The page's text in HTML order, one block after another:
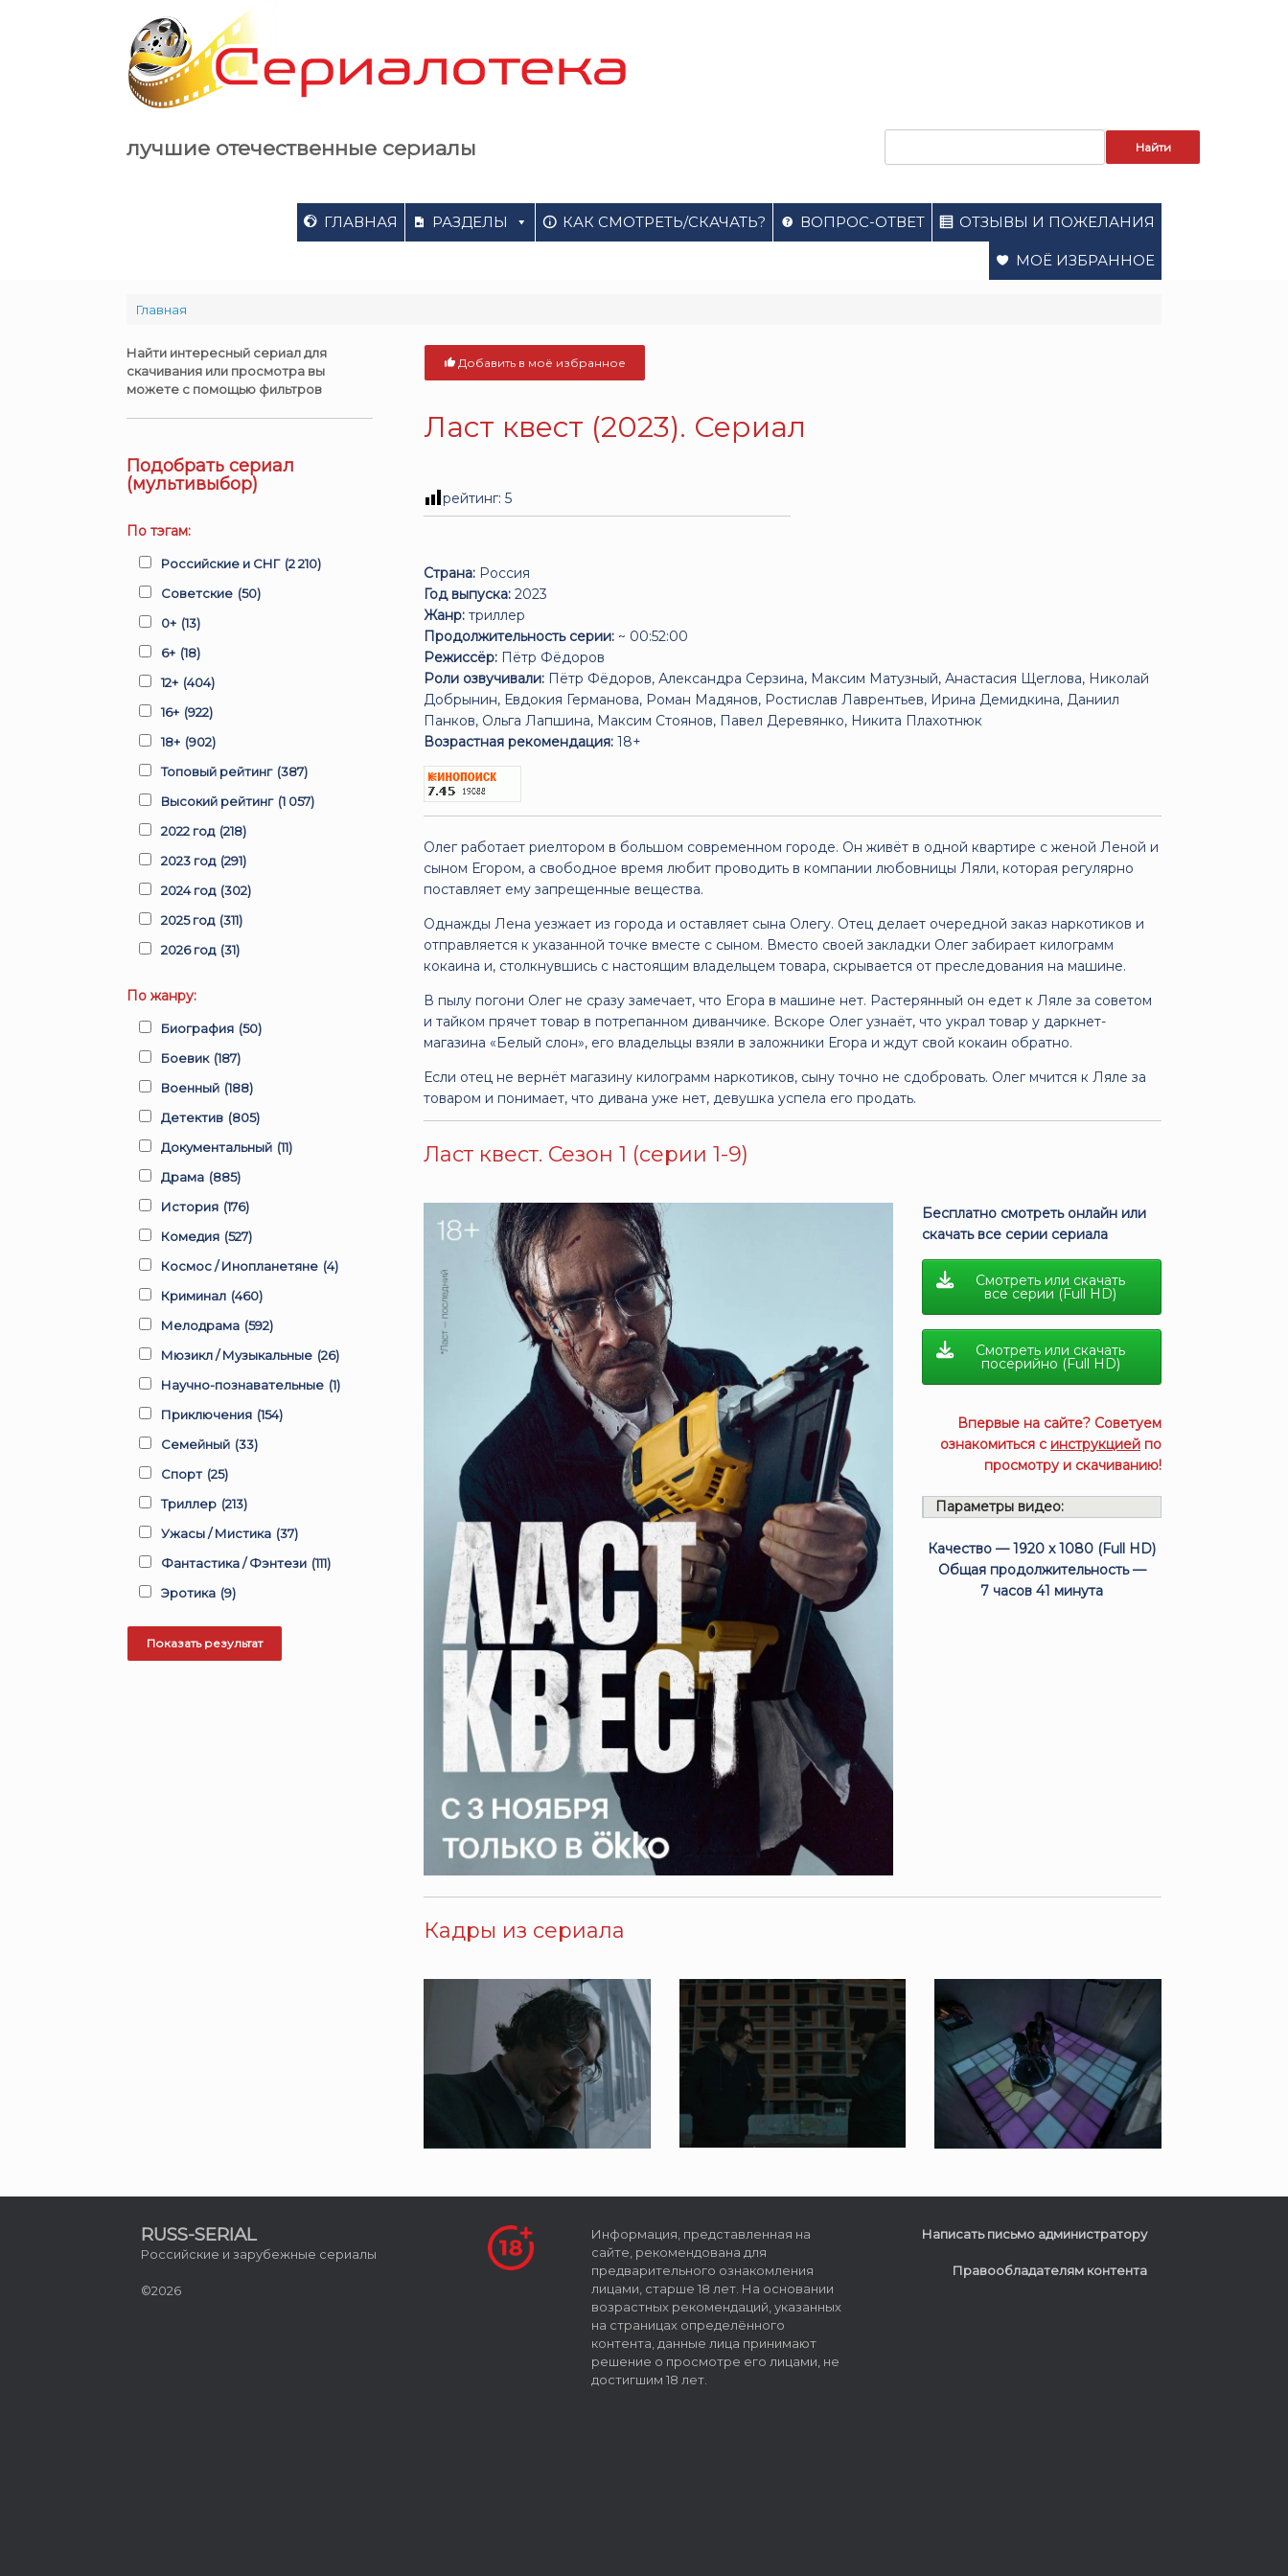
лучшие отечественные сериалы
ГЛАВНАЯ РАЗДЕЛЫ КАК СМОТРЕТЬ/СКАЧАТЬ? ВОПРОС-ОТВЕТ ОТЗЫВЫ И ПОЖЕЛАНИЯ
МОЁ ИЗБРАННОЕ
Главная
Добавить в моё избранное
Ласт квест (2023). Сериал
рейтинг:5
Страна: Россия
Год выпуска: 2023
Жанр: триллер
Продолжительность серии: ~ 00:52:00
Режиссёр: Пётр Фёдоров
Роли озвучивали: Пётр Фёдоров, Александра Серзина, Максим Матузный, Анастасия Щеглова, Николай
Добрынин, Евдокия Германова, Роман Мадянов, Ростислав Лаврентьев, Ирина Демидкина, Даниил
Панков, Ольга Лапшина, Максим Стоянов, Павел Деревянко, Никита Плахотнюк
Возрастная рекомендация: 18+
Олег работает риелтором в большом современном городе. Он живёт в одной квартире с женой Леной и
сыном Егором, а свободное время любит проводить в компании любовницы Ляли, которая регулярно
поставляет ему запрещенные вещества.
Однажды Лена уезжает из города и оставляет сына Олегу. Отец делает очередной заказ наркотиков и
отправляется к указанной точке вместе с сыном. Вместо своей закладки Олег забирает килограмм
кокаина и, столкнувшись с настоящим владельцем товара, скрывается от преследования на машине.
В пылу погони Олег не сразу замечает, что Егора в машине нет. Растерянный он едет к Ляле за советом
и тайком прячет товар в потрепанном диванчике. Вскоре Олег узнаёт, что украл товар у даркнет-
магазина «Белый слон», его владельцы взяли в заложники Егора и ждут свой кокаин обратно.
Если отец не вернёт магазину килограмм наркотиков, сыну точно не сдобровать. Олег мчится к Ляле за
товаром и понимает, что дивана уже нет, девушка успела его продать.
Ласт квест. Сезон 1 (серии 1-9)
Бесплатно смотреть онлайн или
скачать все серии сериала
Смотреть или скачать
все серии (Full HD)
Смотреть или скачать
посерийно (Full HD)
Впервые на сайте? Советуем
ознакомиться с инструкцией по
просмотру и скачиванию!
Параметры видео:
Качество — 1920 x 1080 (Full HD)
Общая продолжительность —
7 часов 41 минута
Кадры из сериала
Найти интересный сериал для
скачивания или просмотра вы
можете с помощью фильтров
Подобрать сериал
(мультивыбор)
По тэгам:
Российские и СНГ (2 210)
Советские (50)
0+ (13)
6+ (18)
12+ (404)
16+ (922)
18+ (902)
Топовый рейтинг (387)
Высокий рейтинг (1 057)
2022 год (218)
2023 год (291)
2024 год (302)
2025 год (311)
2026 год (31)
По жанру:
Биография (50)
Боевик (187)
Военный (188)
Детектив (805)
Документальный (11)
Драма (885)
История (176)
Комедия (527)
Космос / Инопланетяне (4)
Криминал (460)
Мелодрама (592)
Мюзикл / Музыкальные (26)
Научно-познавательные (1)
Приключения (154)
Семейный (33)
Спорт (25)
Триллер (213)
Ужасы / Мистика (37)
Фантастика / Фэнтези (111)
Эротика (9)
RUSS-SERIAL
Российские и зарубежные сериалы
©2026
Информация, представленная на
сайте, рекомендована для
предварительного ознакомления
лицами, старше 18 лет. На основании
возрастных рекомендаций, указанных
на страницах определённого
контента, данные лица принимают
решение о просмотре его лицами, не
достигшим 18 лет.
Написать письмо администратору
Правообладателям контента